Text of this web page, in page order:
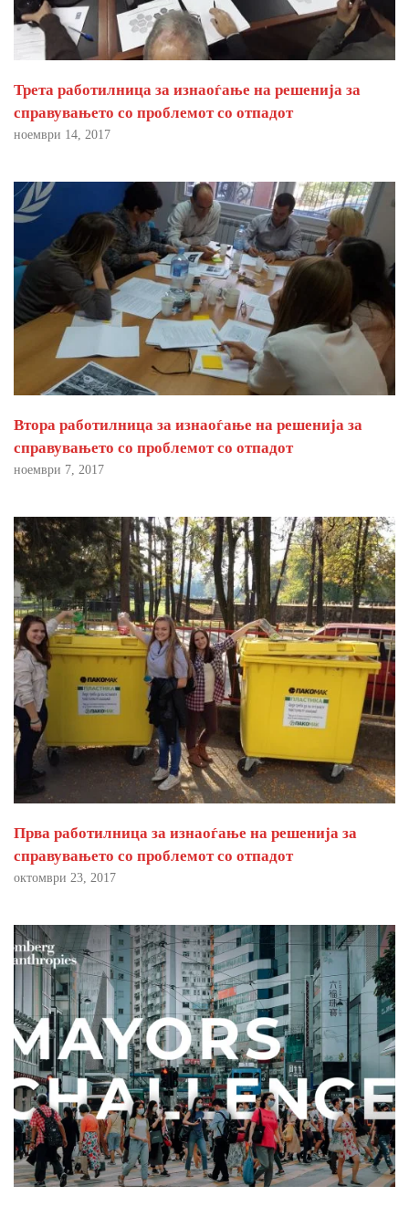
Трета работилница за изнаоѓање на решенија за
справувањето со проблемот со отпадот
ноември 14, 2017
Втора работилница за изнаоѓање на решенија за
справувањето со проблемот со отпадот
ноември 7, 2017
Прва работилница за изнаоѓање на решенија за
справувањето со проблемот со отпадот
октомври 23, 2017